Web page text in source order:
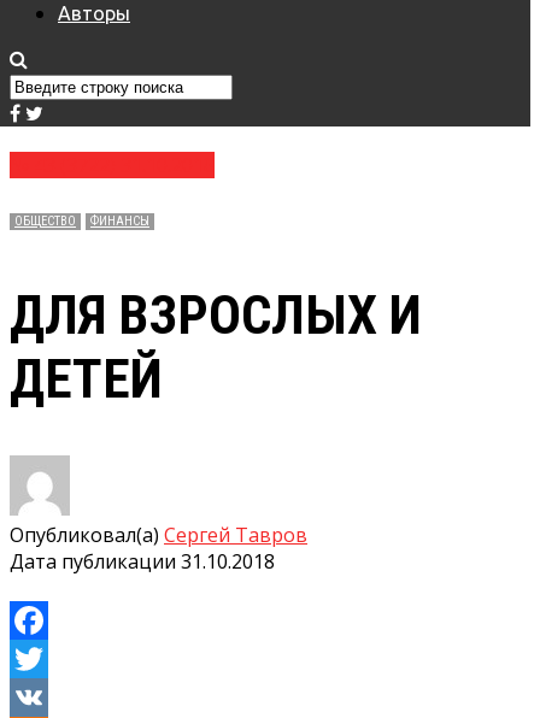
Авторы
ОБЩЕСТВО ФИНАНСЫ
ДЛЯ ВЗРОСЛЫХ И
ДЕТЕЙ
Опубликовал(а) Сергей Тавров
Дата публикации 31.10.2018
Facebook
Twitter